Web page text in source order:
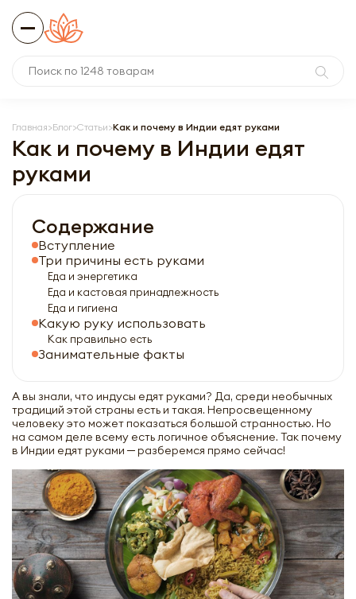
Главная Блог Статьи Как и почему в Индии едят руками
Как и почему в Индии едят
руками
А вы знали, что индусы едят руками? Да, среди необычных
традиций этой страны есть и такая. Непросвещенному
человеку это может показаться большой странностью. Но
на самом деле всему есть логичное объяснение. Так почему
в Индии едят руками ─ разберемся прямо сейчас!
Содержание
Вступление
Три причины есть руками
Еда и энергетика
Еда и кастовая принадлежность
Еда и гигиена
Какую руку использовать
Как правильно есть
Занимательные факты